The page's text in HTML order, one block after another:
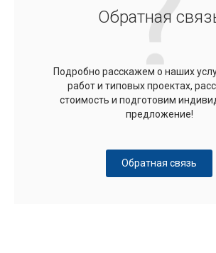
Обратная
Подробно расскажем о наших
работ и типовых проектах,
стоимость и подготовим
предложение!
Обратная связь